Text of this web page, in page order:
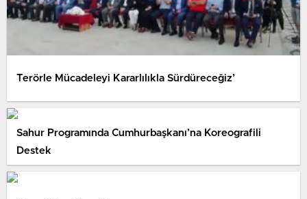
Terörle Mücadeleyi Kararlılıkla Sürdüreceğiz’
Sahur Programında Cumhurbaşkanı’na Koreografili
Destek